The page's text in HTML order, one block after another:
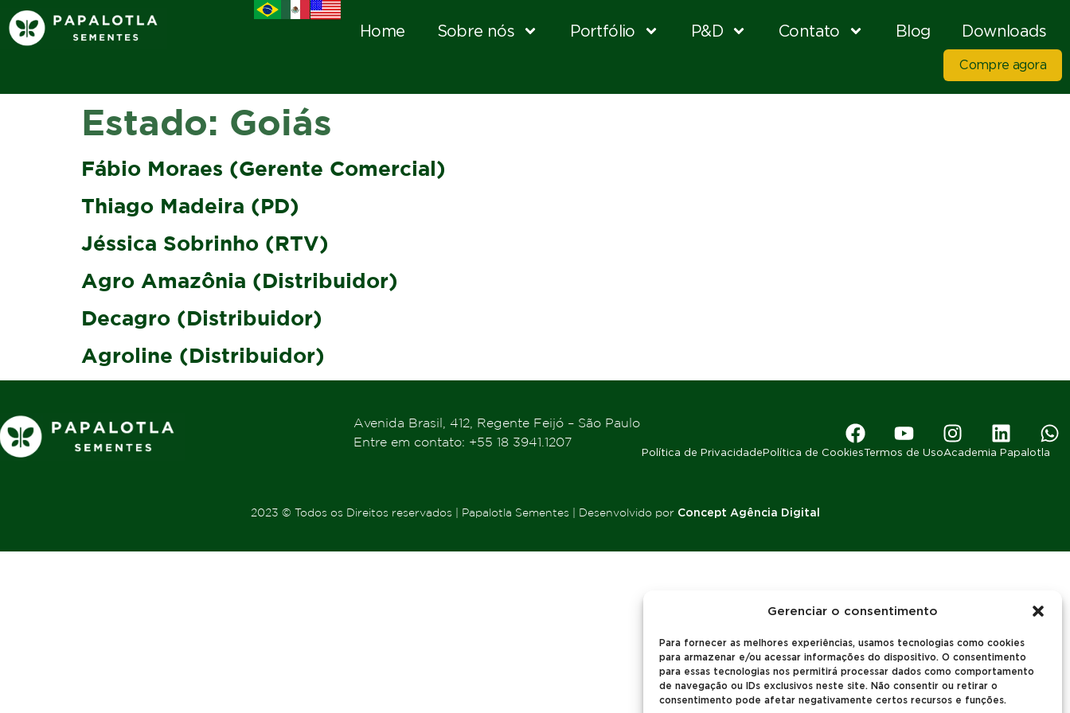
Gerenciar o consentimento
Para fornecer as melhores experiências, usamos tecnologias como cookies
para armazenar e/ou acessar informações do dispositivo. O consentimento
para essas tecnologias nos permitirá processar dados como comportamento
de navegação ou IDs exclusivos neste site. Não consentir ou retirar o
consentimento pode afetar negativamente certos recursos e funções.
Home Sobre nós Portfólio P&D Contato Blog Downloads
Compre agora
Estado: Goiás
Fábio Moraes (Gerente Comercial)
Thiago Madeira (PD)
Jéssica Sobrinho (RTV)
Agro Amazônia (Distribuidor)
Decagro (Distribuidor)
Agroline (Distribuidor)
Avenida Brasil, 412, Regente Feijó – São Paulo
Entre em contato: +55 18 3941.1207
Política de PrivacidadePolítica de CookiesTermos de UsoAcademia Papalotla
2023 © Todos os Direitos reservados | Papalotla Sementes | Desenvolvido por Concept Agência Digital